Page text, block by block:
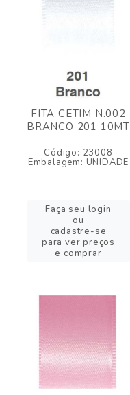
FITA CETIM N.002
BRANCO 201 10MT
Código: 23008
Embalagem: UNIDADE
Faça seu login
ou
cadastre-se
para ver preços
e comprar